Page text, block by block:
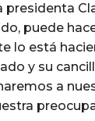
presidenta
puede
lo está
y su
a